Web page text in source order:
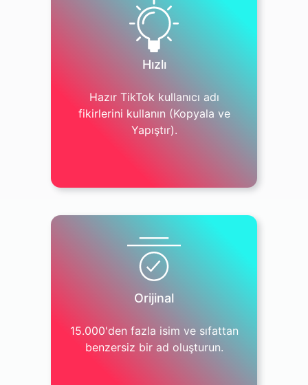
Hızlı
Hazır TikTok kullanıcı adı
fikirlerini kullanın (Kopyala ve
Yapıştır).
Orijinal
15.000'den fazla isim ve sıfattan
benzersiz bir ad oluşturun.